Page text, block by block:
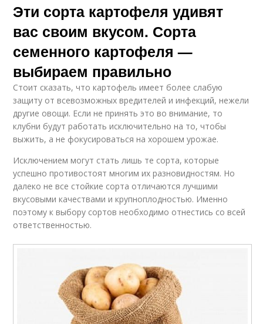
Эти сорта картофеля удивят
вас своим вкусом. Сорта
семенного картофеля —
выбираем правильно
Стоит сказать, что картофель имеет более слабую
защиту от всевозможных вредителей и инфекций, нежели
другие овощи. Если не принять это во внимание, то
клубни будут работать исключительно на то, чтобы
выжить, а не фокусироваться на хорошем урожае.
Исключением могут стать лишь те сорта, которые
успешно противостоят многим их разновидностям. Но
далеко не все стойкие сорта отличаются лучшими
вкусовыми качествами и крупноплодностью. Именно
поэтому к выбору сортов необходимо отнестись со всей
ответственностью.